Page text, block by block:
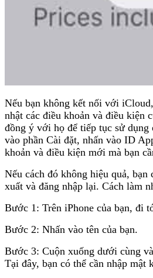
Nếu bạn không kết nối với
nhật các điều khoản và điều kiện
đồng ý với họ để tiếp tục sử
vào phần Cài đặt, nhấn vào ID
khoản và điều kiện mới mà bạn
Nếu cách đó không hiệu quả, bạn
xuất và đăng nhập lại. Cách làm
Bước 1: Trên iPhone của bạn, đi
Bước 2: Nhấn vào tên của bạn.
Bước 3: Cuộn xuống dưới cùng
Tại đây, bạn có thể cần nhập mật